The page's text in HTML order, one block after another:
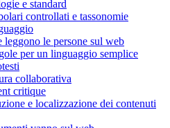
e standard
controllati e tassonomie
leggono le persone sul web
per un linguaggio semplice
collaborativa
critique
e localizzazione dei contenuti